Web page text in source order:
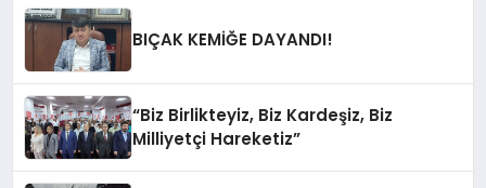
BIÇAK KEMİĞE DAYANDI!
“Biz Birlikteyiz, Biz Kardeşiz, Biz
Milliyetçi Hareketiz”